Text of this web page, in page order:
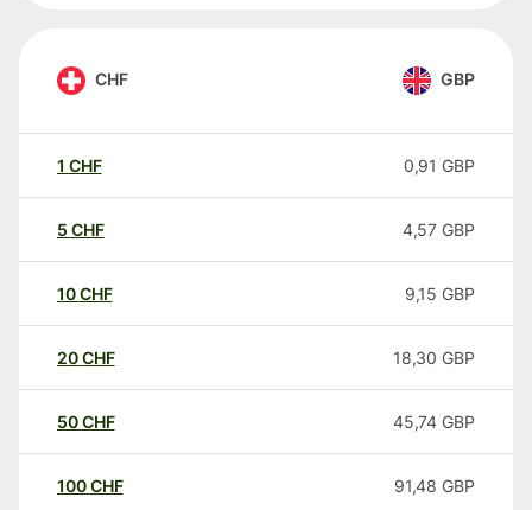
CHF GBP
1 CHF 0,91 GBP
5 CHF 4,57 GBP
10CHF 9,15 GBP
20CHF 18,30 GBP
50CHF 45,74 GBP
100CHF 91,48 GBP